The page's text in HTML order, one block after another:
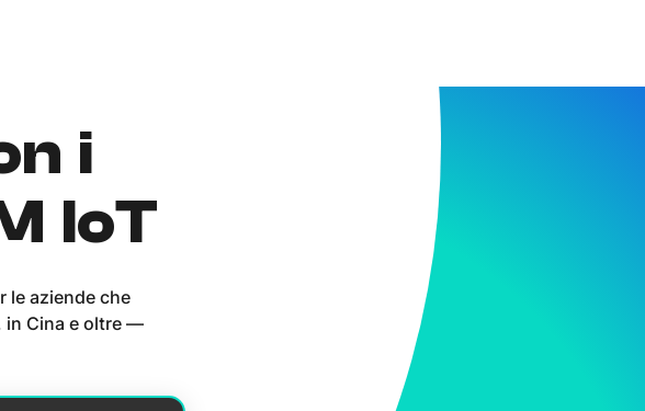
i
IoT
le aziende che
in Cina e oltre —